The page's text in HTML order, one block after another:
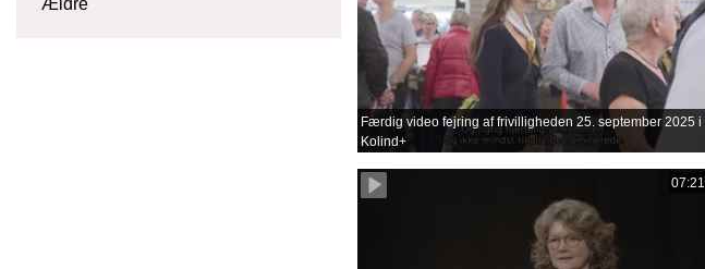
Ældre
Færdig video fejring af frivilligheden 25. september 2025 i
Kolind+
07:21